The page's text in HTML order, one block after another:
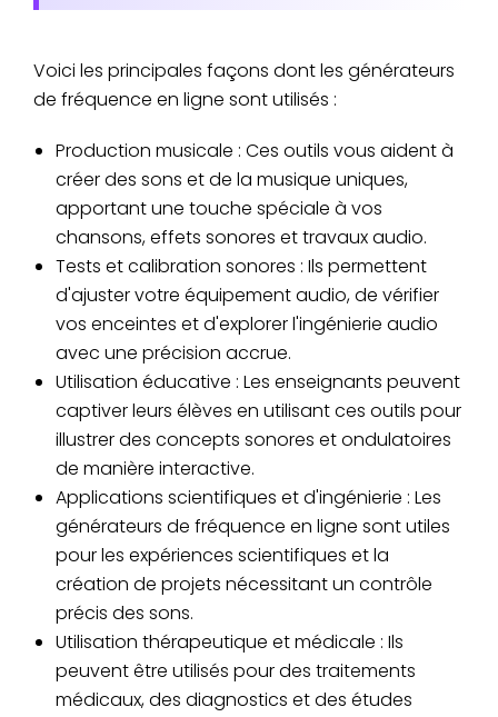
Voici les principales façons dont les générateurs
de fréquence en ligne sont utilisés :
Production musicale : Ces outils vous aident à
créer des sons et de la musique uniques,
apportant une touche spéciale à vos
chansons, effets sonores et travaux audio.
Tests et calibration sonores : Ils permettent
d'ajuster votre équipement audio, de vérifier
vos enceintes et d'explorer l'ingénierie audio
avec une précision accrue.
Utilisation éducative : Les enseignants peuvent
captiver leurs élèves en utilisant ces outils pour
illustrer des concepts sonores et ondulatoires
de manière interactive.
Applications scientifiques et d'ingénierie : Les
générateurs de fréquence en ligne sont utiles
pour les expériences scientifiques et la
création de projets nécessitant un contrôle
précis des sons.
Utilisation thérapeutique et médicale : Ils
peuvent être utilisés pour des traitements
médicaux, des diagnostics et des études